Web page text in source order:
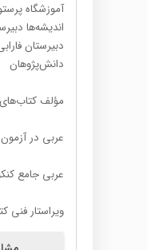
آموزشگاه
اندیشه‌ها
دبیرستان
دانش‌پژوهان
مؤلف
عربی در
عربی جامع
ویراستار